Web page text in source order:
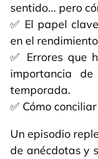
sentido... pero
✅ El papel
en el
✅ Errores que
importancia
temporada.
✅ Cómo
Un episodio
de anécdotas y